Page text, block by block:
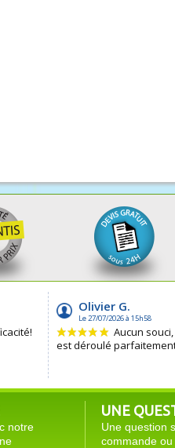
notre
UNE
Une question
commande ou